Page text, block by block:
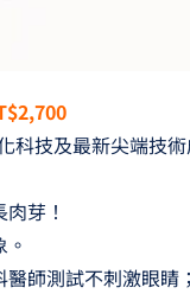
技及最新尖端技術
芽！
師測試不刺激眼